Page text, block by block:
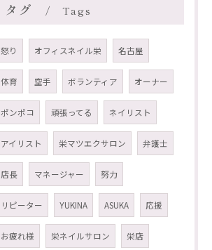
タグ Tags
怒り オフィスネイル栄 名古屋
体育 空手 ボランティア オーナー
ポンポコ 頑張ってる ネイリスト
アイリスト 栄マツエクサロン 弁護士
店長 マネージャー 努力
リピーター YUKINA ASUKA 応援
お疲れ様 栄ネイルサロン 栄店